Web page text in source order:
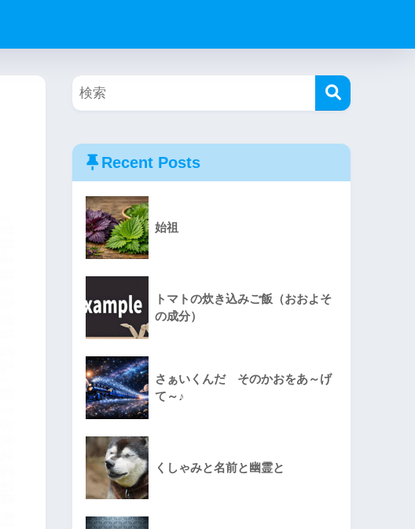
Recent Posts
始祖
トマトの炊き込みご飯（おおよそ
の成分）
さぁいくんだ そのかおをあ～げ
て～♪
くしゃみと名前と幽霊と